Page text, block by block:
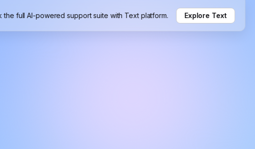
the full AI-powered support suite with Text platform. Explore Text